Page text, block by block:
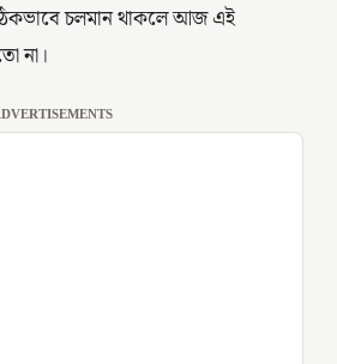
চলমান থাকলে আজ এই
না।